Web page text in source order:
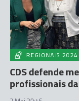
REGIONAIS 2024
CDS defende
profissionais